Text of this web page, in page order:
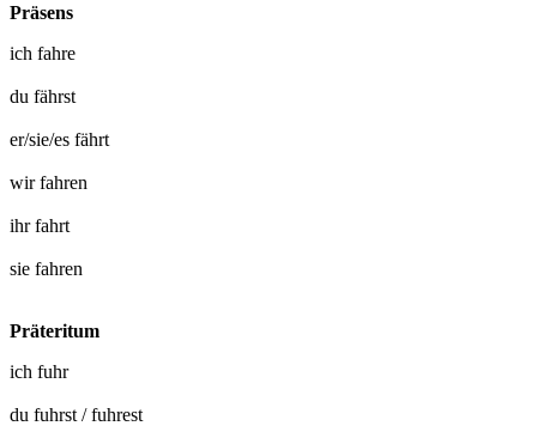
Präsens
ich fahre
du fährst
er/sie/es fährt
wirfahren
ihrfahrt
sie fahren
Präteritum
ich fuhr
du fuhrst /fuhrest